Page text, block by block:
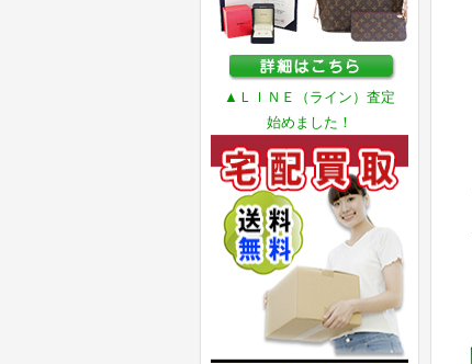
▲ＬＩＮＥ（ライン）査定
始めました！